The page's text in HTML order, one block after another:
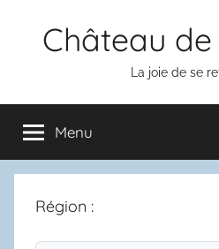
Château
La joie de se
Menu
Région :